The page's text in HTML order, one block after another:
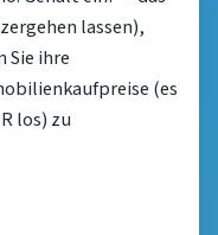
lassen),
Sie ihre
(es
los) zu